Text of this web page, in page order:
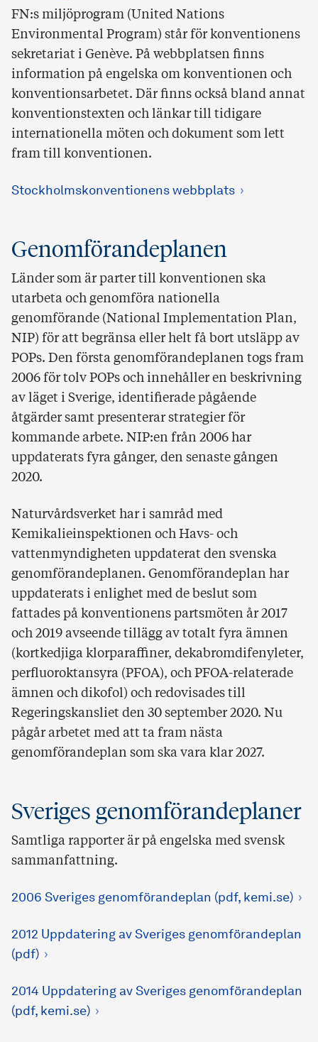
FN:s miljöprogram (United Nations
Environmental Program) står för konventionens
sekretariat i Genève. På webbplatsen finns
information på engelska om konventionen och
konventionsarbetet. Där finns också bland annat
konventionstexten och länkar till tidigare
internationella möten och dokument som lett
fram till konventionen.
Stockholmskonventionens webbplats
Genomförandeplanen
Länder som är parter till konventionen ska
utarbeta och genomföra nationella
genomförande (National Implementation Plan,
NIP) för att begränsa eller helt få bort utsläpp av
POPs. Den första genomförandeplanen togs fram
2006 för tolv POPs och innehåller en beskrivning
av läget i Sverige, identifierade pågående
åtgärder samt presenterar strategier för
kommande arbete. NIP:en från 2006 har
uppdaterats fyra gånger, den senaste gången
2020.
Naturvårdsverket har i samråd med
Kemikalieinspektionen och Havs- och
vattenmyndigheten uppdaterat den svenska
genomförandeplanen. Genomförandeplan har
uppdaterats i enlighet med de beslut som
fattades på konventionens partsmöten år 2017
och 2019 avseende tillägg av totalt fyra ämnen
(kortkedjiga klorparaffiner, dekabromdifenyleter,
perfluoroktansyra (PFOA), och PFOA-relaterade
ämnen och dikofol) och redovisades till
Regeringskansliet den 30 september 2020. Nu
pågår arbetet med att ta fram nästa
genomförandeplan som ska vara klar 2027.
Sveriges genomförandeplaner
Samtliga rapporter är på engelska med svensk
sammanfattning.
2006 Sveriges genomförandeplan (pdf, kemi.se)
2012 Uppdatering av Sveriges genomförandeplan
(pdf)
2014 Uppdatering av Sveriges genomförandeplan
(pdf, kemi.se)